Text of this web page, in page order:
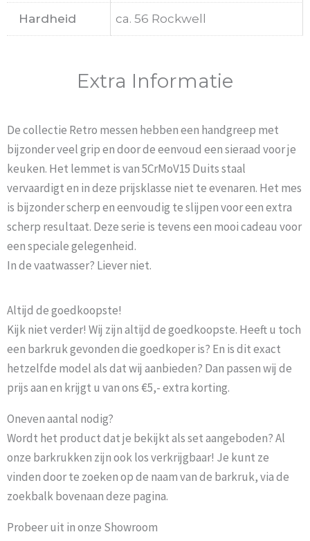
Hardheid ca. 56 Rockwell
Extra Informatie
De collectie Retro messen hebben een handgreep met
bijzonder veel grip en door de eenvoud een sieraad voor je
keuken. Het lemmet is van 5CrMoV15 Duits staal
vervaardigt en in deze prijsklasse niet te evenaren. Het mes
is bijzonder scherp en eenvoudig te slijpen voor een extra
scherp resultaat. Deze serie is tevens een mooi cadeau voor
een speciale gelegenheid.
In de vaatwasser? Liever niet.
Altijd de goedkoopste!
Kijk niet verder! Wij zijn altijd de goedkoopste. Heeft u toch
een barkruk gevonden die goedkoper is? En is dit exact
hetzelfde model als dat wij aanbieden? Dan passen wij de
prijs aan en krijgt u van ons €5,- extra korting.
Oneven aantal nodig?
Wordt het product dat je bekijkt als set aangeboden? Al
onze barkrukken zijn ook los verkrijgbaar! Je kunt ze
vinden door te zoeken op de naam van de barkruk, via de
zoekbalk bovenaan deze pagina.
Probeer uit in onze Showroom